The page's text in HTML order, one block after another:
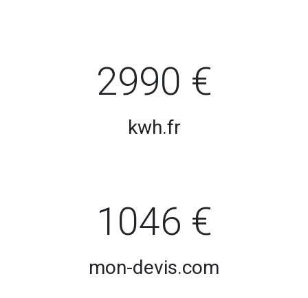
2990 €
kwh.fr
1046 €
mon-devis.com